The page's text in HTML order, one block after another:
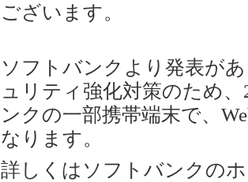
ございます。
ソフトバンクより発表が
ュリティ強化対策のため
ンクの一部携帯端末で、
なります。
詳しくはソフトバンクの